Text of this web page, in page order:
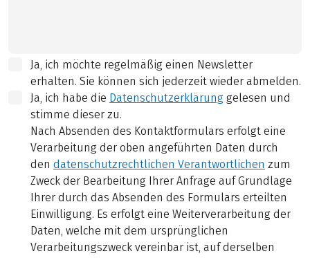
Ja, ich möchte regelmäßig einen Newsletter
erhalten. Sie können sich jederzeit wieder abmelden.
Ja, ich habe die Datenschutzerklärung gelesen und
stimme dieser zu.
Nach Absenden des Kontaktformulars erfolgt eine
Verarbeitung der oben angeführten Daten durch
den datenschutzrechtlichen Verantwortlichen zum
Zweck der Bearbeitung Ihrer Anfrage auf Grundlage
Ihrer durch das Absenden des Formulars erteilten
Einwilligung. Es erfolgt eine Weiterverarbeitung der
Daten, welche mit dem ursprünglichen
Verarbeitungszweck vereinbar ist, auf derselben